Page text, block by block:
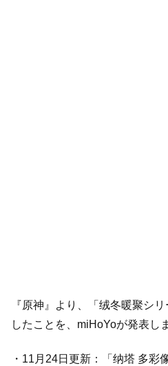
『原神』より、「绒冬暖聚シ
したことを、miHoYoが発表し
・11月24日更新：「纳塔 多彩